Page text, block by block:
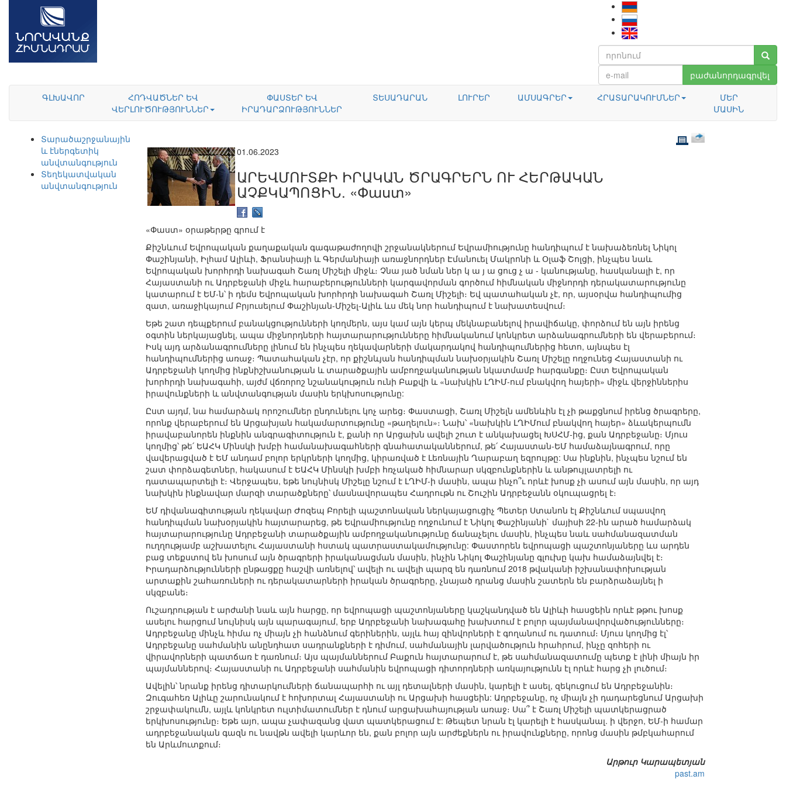
բաժանորդագրվել
ԳԼԽԱՎՈՐ
ՀՈԴՎԱԾՆԵՐ ԵՎ
ՎԵՐԼՈՒԾՈՒԹՅՈՒՆՆԵՐ
ՓԱՍՏԵՐ ԵՎ
ԻՐԱԴԱՐՁՈՒԹՅՈՒՆՆԵՐ
ՏԵՍԱԴԱՐԱՆ ԼՈՒՐԵՐ ԱՄՍԱԳՐԵՐ ՀՐԱՏԱՐԱԿՈՒՄՆԵՐ
ՄԵՐ
ՄԱՍԻՆ
Տարածաշրջանային
և էներգետիկ
անվտանգություն
Տեղեկատվական
անվտանգություն
01.06.2023
ԱՐԵՎՄՈՒՏՔԻ ԻՐԱԿԱՆ ԾՐԱԳՐԵՐՆ ՈՒ ՀԵՐԹԱԿԱՆ
ԱՉՔԿԱՊՈՑԻՆ. «Փաստ»
«Փաստ» օրաթերթը գրում է
Քիշնևում Եվրոպական քաղաքական գագաթաժողովի շրջանակներում Եվրամիությունը հանդիպում է նախաձեռնել Նիկոլ
Փաշինյանի, Իլհամ Ալիևի, Ֆրանսիայի և Գերմանիայի առաջնորդներ Էմանուել Մակրոնի և Օլաֆ Շոլցի, ինչպես նաև
Եվրոպական խորհրդի նախագահ Շառլ Միշելի միջև։ Չնա յած նման ներ կ ա յ ա ցուց չ ա - կանությանը, հասկանալի է, որ
Հայաստանի ու Ադրբեջանի միջև հարաբերությունների կարգավորման գործում հիմնական միջնորդի դերակատարությունը
կատարում է ԵՄ-ն՝ ի դեմս Եվրոպական խորհրդի նախագահ Շառլ Միշելի։ Եվ պատահական չէ, որ, այսօրվա հանդիպումից
զատ, առաջիկայում Բրյուսելում Փաշինյան-Միշել-Ալիև ևս մեկ նոր հանդիպում է նախատեսվում։
Եթե շատ դեպքերում բանակցությունների կողմերն, այս կամ այն կերպ մեկնաբանելով իրավիճակը, փորձում են այն իրենց
օգտին ներկայացնել, ապա միջնորդների հայտարարությունները հիմնականում կոնկրետ արձանագրումների են վերաբերում։
Իսկ այդ արձանագրումները լինում են ինչպես ղեկավարների մակարդակով հանդիպումներից հետո, այնպես էլ
հանդիպումներից առաջ։ Պատահական չէր, որ քիշնևյան հանդիպման նախօրյակին Շառլ Միշելը ողջունեց Հայաստանի ու
Ադրբեջանի կողմից ինքնիշխանության և տարածքային ամբողջականության նկատմամբ հարգանքը։ Ըստ Եվրոպական
խորհրդի նախագահի, այժմ վճռորոշ նշանակություն ունի Բաքվի և «նախկին ԼՂԻՄ-ում բնակվող հայերի» միջև վերջիններիս
իրավունքների և անվտանգության մասին երկխոսությունը:
Ըստ այդմ, նա համարձակ որոշումներ ընդունելու կոչ արեց։ Փաստացի, Շառլ Միշելն ամենևին էլ չի թաքցնում իրենց ծրագրերը,
որոնք վերաբերում են Արցախյան հակամարտությունը «թաղելուն»։ Նախ՝ «նախկին ԼՂԻՄում բնակվող հայեր» ձևակերպումն
իրավաբանորեն ինքնին անգրագիտություն է, քանի որ Արցախն ավելի շուտ է անկախացել ԽՍՀՄ-ից, քան Ադրբեջանը։ Մյուս
կողմից՝ թե՛ ԵԱՀԿ Մինսկի խմբի համանախագահների գնահատականներում, թե՛ Հայաստան-ԵՄ համաձայնագրում, որը
վավերացված է ԵՄ անդամ բոլոր երկրների կողմից, կիրառված է Լեռնային Ղարաբաղ եզրույթը: Սա ինքնին, ինչպես նշում են
շատ փորձագետներ, հակասում է ԵԱՀԿ Մինսկի խմբի հռչակած հիմնարար սկզբունքներին և անթույլատրելի ու
դատապարտելի է։ Վերջապես, եթե նույնիսկ Միշելը նշում է ԼՂԻՄ-ի մասին, ապա ինչո՞ւ որևէ խոսք չի ասում այն մասին, որ այդ
նախկին ինքնավար մարզի տարածքները՝ մասնավորապես Հադրութն ու Շուշին Ադրբեջանն օկուպացրել է։
ԵՄ դիվանագիտության ղեկավար Ժոզեպ Բորելի պաշտոնական ներկայացուցիչ Պետեր Ստանոն էլ Քիշնևում սպասվող
հանդիպման նախօրյակին հայտարարեց, թե Եվրամիությունը ողջունում է Նիկոլ Փաշինյանի` մայիսի 22-ին արած համարձակ
հայտարարությունը Ադրբեջանի տարածքային ամբողջականությունը ճանաչելու մասին, ինչպես նաև սահմանազատման
ուղղությամբ աշխատելու Հայաստանի հստակ պատրաստակամությունը: Փաստորեն եվրոպացի պաշտոնյաները ևս արդեն
բաց տեքստով են խոսում այն ծրագրերի իրականացման մասին, ինչին Նիկոլ Փաշինյանը գլուխը կախ համաձայնվել է։
Իրադարձությունների ընթացքը հաշվի առնելով՝ ավելի ու ավելի պարզ են դառնում 2018 թվականի իշխանափոխության
արտաքին շահառուների ու դերակատարների իրական ծրագրերը, չնայած դրանց մասին շատերն են բարձրաձայնել ի
սկզբանե։
Ուշադրության է արժանի նաև այն հարցը, որ եվրոպացի պաշտոնյաները կաշկանդված են Ալիևի հասցեին որևէ թթու խոսք
ասելու հարցում նույնիսկ այն պարագայում, երբ Ադրբեջանի նախագահը խախտում է բոլոր պայմանավորվածությունները։
Ադրբեջանը մինչև հիմա ոչ միայն չի հանձնում գերիներին, այլև հայ զինվորների է գողանում ու դատում։ Մյուս կողմից էլ՝
Ադրբեջանը սահմանին անընդհատ սադրանքների է դիմում, սահմանային լարվածություն հրահրում, ինչը զոհերի ու
վիրավորների պատճառ է դառնում։ Այս պայմաններում Բաքուն հայտարարում է, թե սահմանազատումը պետք է լինի միայն իր
պայմաններով։ Հայաստանի ու Ադրբեջանի սահմանին եվրոպացի դիտորդների առկայությունն էլ որևէ հարց չի լուծում։
Ավելին՝ նրանք իրենց դիտարկումների ճանապարհի ու այլ դետալների մասին, կարելի է ասել, զեկուցում են Ադրբեջանին։
Զուգահեռ Ալիևը շարունակում է հոխորտալ Հայաստանի ու Արցախի հասցեին: Ադրբեջանը, ոչ միայն չի դադարեցնում Արցախի
շրջափակումն, այլև կոնկրետ ուլտիմատումներ է դնում արցախահայության առաջ։ Սա՞ է Շառլ Միշելի պատկերացրած
երկխոսությունը։ Եթե այո, ապա չափազանց վատ պատկերացում է: Թեպետ նրան էլ կարելի է հասկանալ. ի վերջո, ԵՄ-ի համար
ադրբեջանական գազն ու նավթն ավելի կարևոր են, քան բոլոր այն արժեքներն ու իրավունքները, որոնց մասին թմբկահարում
են Արևմուտքում։
Արթուր Կարապետյան
past.am